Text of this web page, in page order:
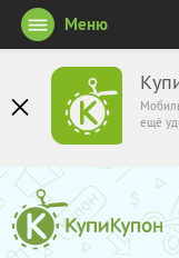
ещё
Меню